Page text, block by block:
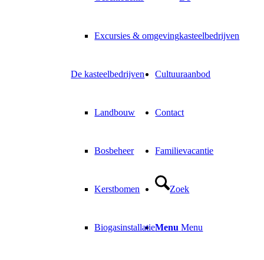
Excursies & omgevingkasteelbedrijven
De kasteelbedrijven
Landbouw
Bosbeheer
Kerstbomen
Biogasinstallatie
Cultuuraanbod
Contact
Familievacantie
Zoek
Menu Menu